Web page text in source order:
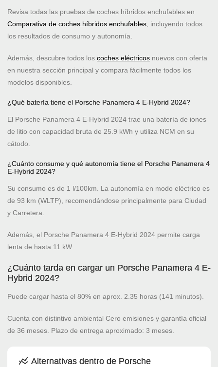
Revisa todas las pruebas de coches híbridos enchufables en
Comparativa de coches híbridos enchufables, incluyendo todos
los resultados de consumo y autonomía.
Además, descubre todos los coches eléctricos nuevos con oferta
en nuestra sección principal y compara fácilmente todos los
modelos disponibles.
¿Qué batería tiene el Porsche Panamera 4 E-Hybrid 2024?
El Porsche Panamera 4 E-Hybrid 2024 trae una batería de iones
de litio con capacidad bruta de 25.9 kWh y utiliza NCM en su
cátodo.
¿Cuánto consume y qué autonomía tiene el Porsche Panamera 4
E-Hybrid 2024?
Su consumo es de 1 l/100km. La autonomía en modo eléctrico es
de 93 km (WLTP), recomendándose principalmente para Ciudad
y Carretera.
Además, el Porsche Panamera 4 E-Hybrid 2024 permite carga
lenta de hasta 11 kW
¿Cuánto tarda en cargar un Porsche Panamera 4 E-
Hybrid 2024?
Puede cargar hasta el 80% en aprox. 2.35 horas (141 minutos).
Cuenta con distintivo ambiental Cero emisiones y garantía oficial
de 36 meses. Plazo de entrega aproximado: 3 meses.
Alternativas dentro de Porsche